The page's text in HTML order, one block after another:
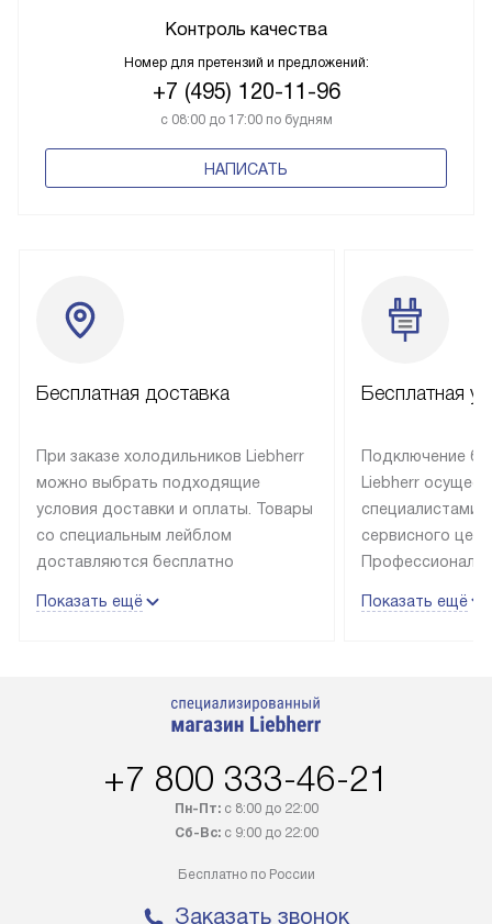
Контроль качества
Номер для претензий и предложений:
+7 (495) 120-11-96
с 08:00 до 17:00 по будням
НАПИСАТЬ
Бесплатная доставка
При заказе холодильников Liebherr
можно выбрать подходящие
условия доставки и оплаты. Товары
со специальным лейблом
доставляются бесплатно
до подъезда, выезд за МКАД
в течение трех дней. Доставка
регионы осуществляется через
100% предоплаты наша компания
до представительства
транспортной компании в городе
Показать ещё
Бесплатная
Подключение
Liebherr
специалистами
сервисного
эксплуатации
Стоимость
Показать ещё
+7 800 333-46-21
Пн-Пт:с 8:00 до 22:00
Сб-Вс:с 9:00 до 22:00
Бесплатно по России
Заказать звонок